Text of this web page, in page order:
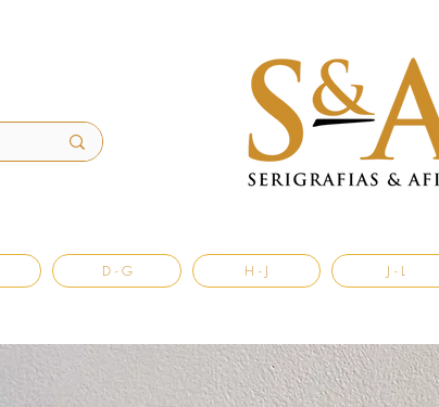
D - G H - J J - L